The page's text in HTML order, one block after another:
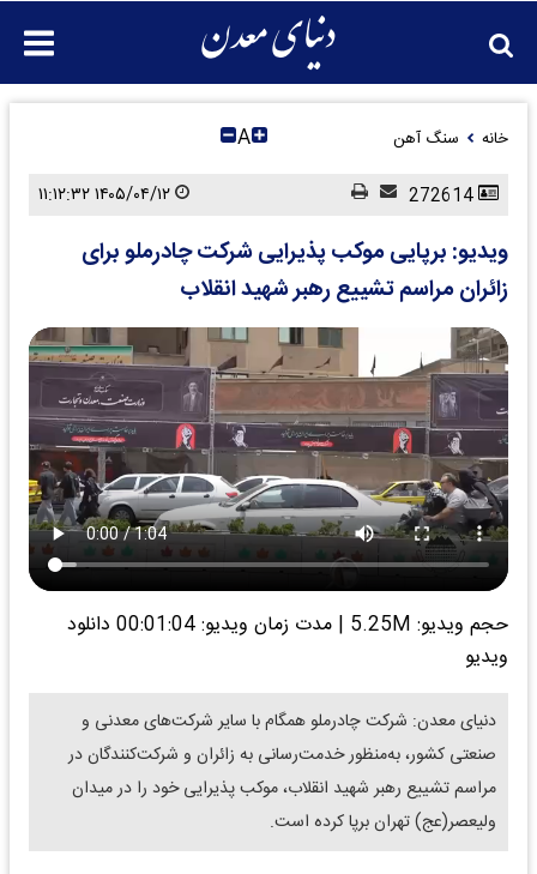
خانه سنگ آهن A
ویدیو: برپایی موکب پذیرایی شرکت چادرملو برای
زائران مراسم تشییع رهبر شهید انقلاب
حجم ویدیو: 5.25M | مدت زمان ویدیو: 00:01:04
دانلود
ویدیو
دنیای معدن: شرکت چادرملو همگام با سایر شرکت‌های معدنی و
صنعتی کشور، به‌منظور خدمت‌رسانی به زائران و شرکت‌کنندگان در
مراسم تشییع رهبر شهید انقلاب، موکب پذیرایی خود را در میدان
ولیعصر(عج) تهران برپا کرده است.